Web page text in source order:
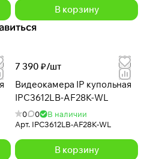
В корзину
7 390 ₽/шт
Видеокамера IP купольная
IPC3612LB-AF28K-WL
0 0
В наличии
Арт. IPC3612LB-AF28K-WL
В корзину